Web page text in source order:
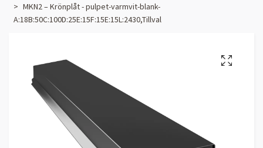
MKN2 – Krönplåt - pulpet-varmvit-blank-
A:18B:50C:100D:25E:15F:15E:15L:2430,Tillval